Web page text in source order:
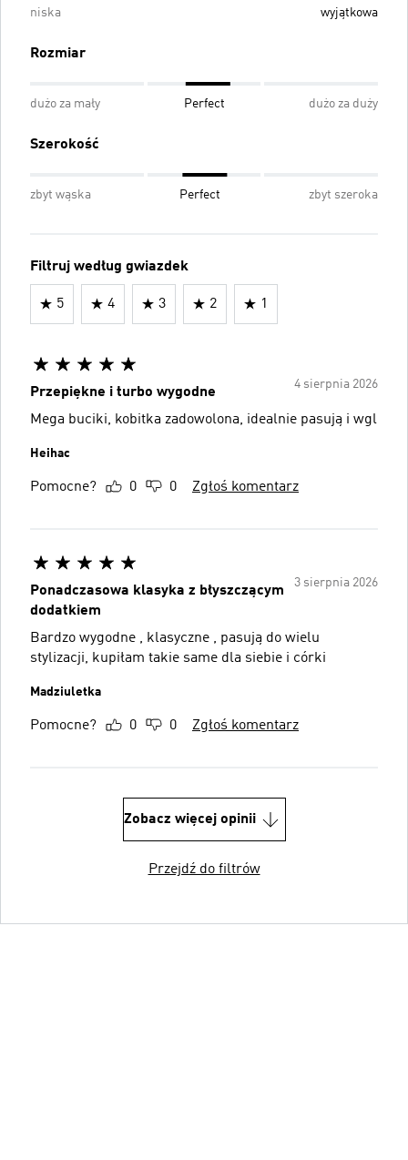
niska wyjątkowa
Rozmiar
dużo za mały Perfect dużo za duży
Szerokość
zbyt wąska Perfect zbyt szeroka
Filtruj według gwiazdek
5 4 3 2 1
4 sierpnia 2026
Przepiękne i turbo wygodne
Mega buciki, kobitka zadowolona, idealnie pasują i wgl
Heihac
Pomocne? 0 0 Zgłoś komentarz
3 sierpnia 2026
Ponadczasowa klasyka z błyszczącym
dodatkiem
Bardzo wygodne , klasyczne , pasują do wielu
stylizacji, kupiłam takie same dla siebie i córki
Madziuletka
Pomocne? 0 0 Zgłoś komentarz
Zobacz więcej opinii
Przejdź do filtrów